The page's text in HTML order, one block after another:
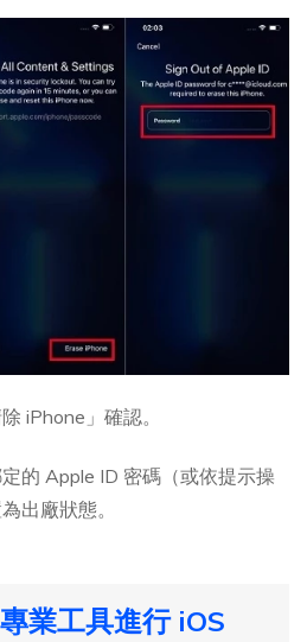
iPhone」確認。
的 Apple ID 密碼（或依提示操
出廠狀態。
業工具進行 iOS